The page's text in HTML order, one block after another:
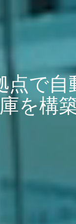
点で自
庫を構